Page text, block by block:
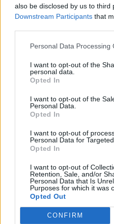
also be disclosed by us to third
Downstream Participants that
Personal Data Processing
I want to opt-out of the
personal data.
Opted In
I want to opt-out of the
Personal Data.
Opted In
I want to opt-out of
Personal Data for
Opted In
I want to opt-out of
Retention, Sale, and/or
Personal Data that Is
Purposes for which it was
Opted Out
CONFIRM
και μάθετε πρώτοι
τα
Διαβάστε
Ομορφιά,Σχέσεις
Pink.gr!
Ακολουθήστε το E-